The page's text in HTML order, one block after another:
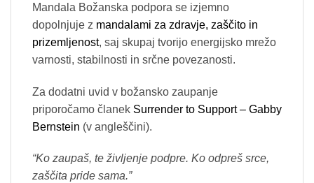
Mandala Božanska podpora se izjemno
dopolnjuje z mandalami za zdravje, zaščito in
prizemljenost, saj skupaj tvorijo energijsko mrežo
varnosti, stabilnosti in srčne povezanosti.
Za dodatni uvid v božansko zaupanje
priporočamo članek Surrender to Support – Gabby
Bernstein (v angleščini).
“Ko zaupaš, te življenje podpre. Ko odpreš srce,
zaščita pride sama.”